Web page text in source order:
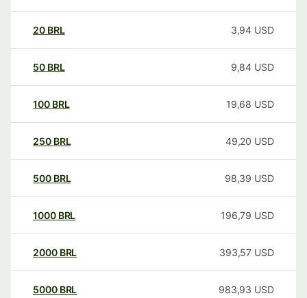
20 BRL 3,94 USD
50 BRL 9,84 USD
100 BRL 19,68 USD
250 BRL 49,20 USD
500 BRL 98,39 USD
1000 BRL 196,79 USD
2000 BRL 393,57 USD
5000 BRL 983,93 USD